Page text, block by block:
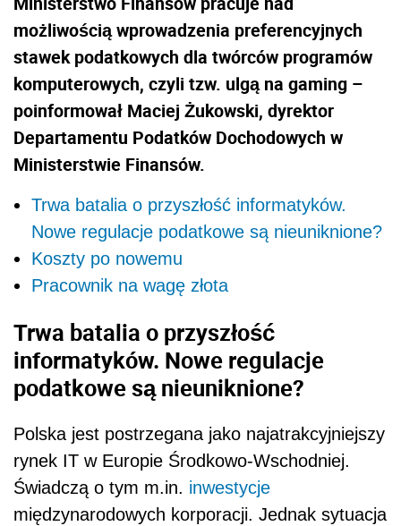
możliwością wprowadzenia preferencyjnych
stawek podatkowych dla twórców programów
komputerowych, czyli tzw. ulgą na gaming –
poinformował Maciej Żukowski, dyrektor
Departamentu Podatków Dochodowych w
Ministerstwie Finansów.
Trwa batalia o przyszłość informatyków.
Nowe regulacje podatkowe są nieuniknione?
Koszty po nowemu
Pracownik na wagę złota
Trwa batalia o przyszłość
informatyków. Nowe regulacje
podatkowe są nieuniknione?
Polska jest postrzegana jako najatrakcyjniejszy
rynek IT w Europie Środkowo-Wschodniej.
Świadczą o tym m.in. inwestycje
międzynarodowych korporacji. Jednak sytuacja